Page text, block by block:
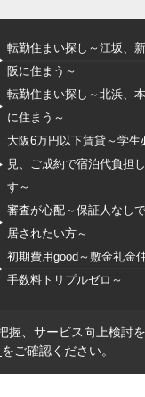
転勤住まい探し～江坂、
阪に住まう～
転勤住まい探し～北浜、
に住まう～
大阪6万円以下賃貸～学生
見、ご成約で宿泊代負担
す～
審査が心配～保証人なし
居されたい方～
初期費用good～敷金礼金
手数料トリプルゼロ～
握、サービス向上検討
をご確認ください。